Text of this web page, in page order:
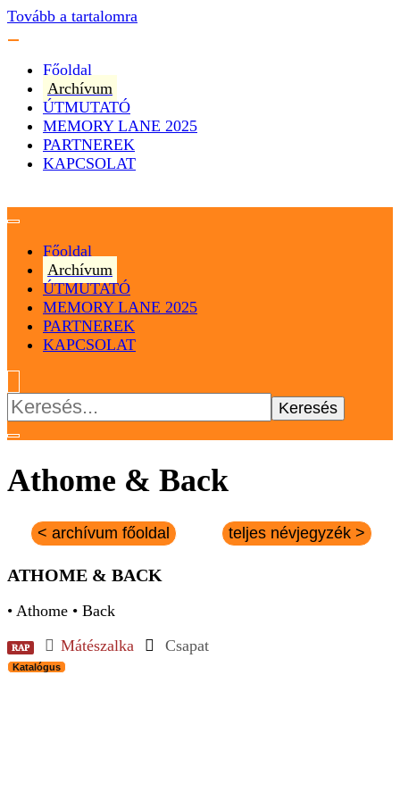
Tovább a tartalomra
Főoldal
Archívum
ÚTMUTATÓ
MEMORY LANE 2025
PARTNEREK
KAPCSOLAT
Magyar Hip Hop Archívum
Magyarország
Főoldal
Archívum
ÚTMUTATÓ
MEMORY LANE 2025
PARTNEREK
KAPCSOLAT
Keresés:
Athome & Back
< archívum főoldal teljes névjegyzék >
ATHOME & BACK
• Athome • Back
RAP Mátészalka Csapat
Katalógus